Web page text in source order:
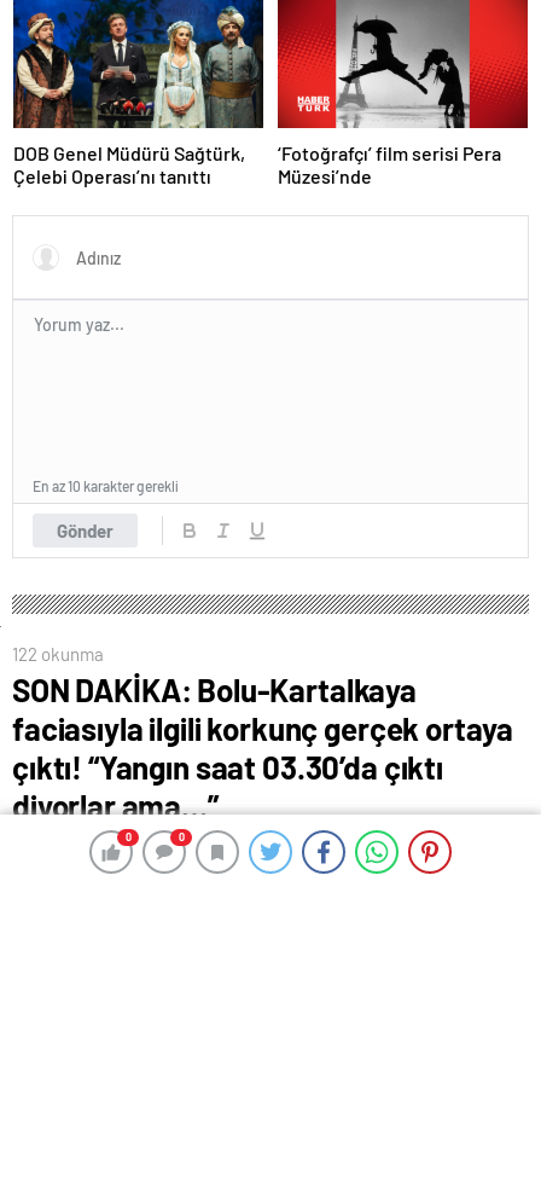
0 0
DOB Genel Müdürü Sağtürk,
Çelebi Operası’nı tanıttı
‘Fotoğrafçı’ film serisi Pera
Müzesi’nde
Gönder
En az 10 karakter gerekli
122 okunma
SON DAKİKA: Bolu-Kartalkaya
faciasıyla ilgili korkunç gerçek ortaya
çıktı! “Yangın saat 03.30’da çıktı
diyorlar ama…”
News 29 Ocak 2025 18:47
0 0